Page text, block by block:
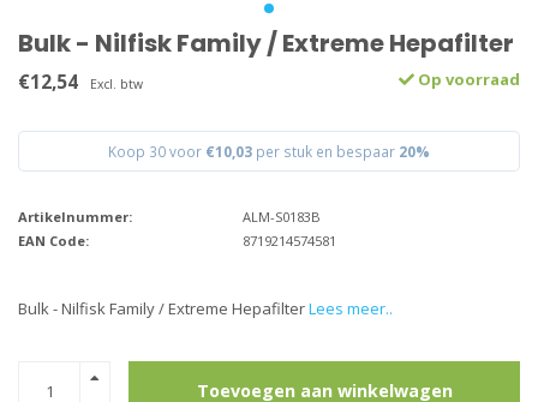
Bulk - Nilfisk Family / Extreme Hepafilter
€12,54 Excl. btw Op voorraad
Koop 30 voor €10,03 per stuk en bespaar 20%
Artikelnummer:
ALM-S0183B
EAN Code:
8719214574581
Bulk - Nilfisk Family / Extreme HepafilterLees meer..
Toevoegen aan winkelwagen